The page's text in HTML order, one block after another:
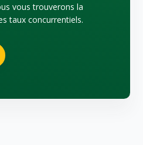
vous trouverons la
taux concurrentiels.